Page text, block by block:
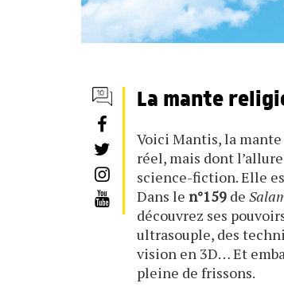
La mante
Voici Mantis, la
réel, mais dont
science-fiction. Elle
Dans len°159 de
découvrez ses
ultrasouple, des
vision en 3D… Et
pleine de frissons.